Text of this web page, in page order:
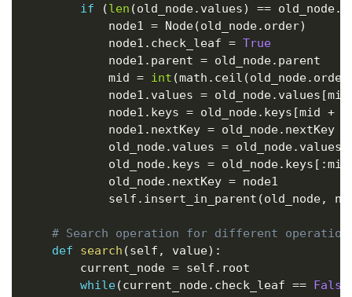
if (len (old_node. values) == old_node.
            node1
= Node(old_node. order)
            node1
. check_leaf = True
            node1
. parent = old_node. parent
            mid
= int (math . ceil (old_node.
            node1
. values = old_node. values [
            node1
. keys = old_node. keys [mid +
            node1
. nextKey = old_node. nextKey
            old_node
. values = old_node. values
            old_node
. keys = old_node. keys [ :
            old_node
. nextKey = node1
            self
. insert_in_parent (old_node,
# Search operation for different
def
search (self , value) :
        current_node
= self . root
while(current_node. check_leaf == False